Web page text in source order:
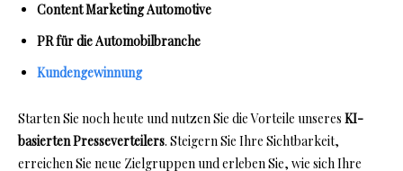
Content Marketing Automotive
PR für die Automobilbranche
Kundengewinnung
Starten Sie noch heute und nutzen Sie die Vorteile unseres KI-
basierten Presseverteilers. Steigern Sie Ihre Sichtbarkeit,
erreichen Sie neue Zielgruppen und erleben Sie, wie sich Ihre